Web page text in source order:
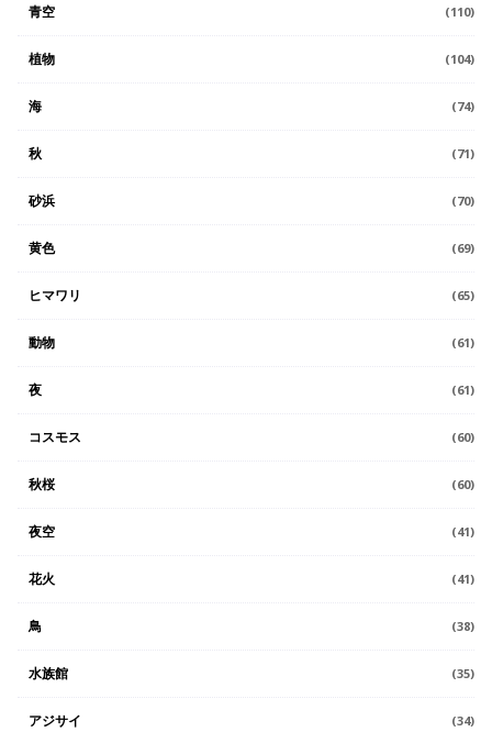
青空 (110)
植物 (104)
海 (74)
秋 (71)
砂浜 (70)
黄色 (69)
ヒマワリ (65)
動物 (61)
夜 (61)
コスモス (60)
秋桜 (60)
夜空 (41)
花火 (41)
鳥 (38)
水族館 (35)
アジサイ (34)